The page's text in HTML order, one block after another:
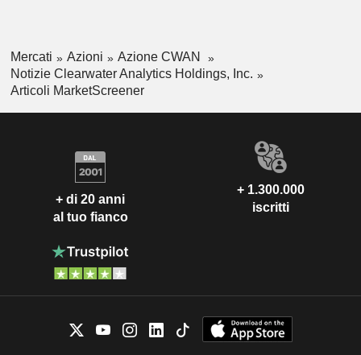
Mercati Azioni
Azione CWAN
Notizie Clearwater Analytics Holdings, Inc.
Articoli MarketScreener
+ di 20 anni
al tuo fianco
+ 1.300.000
iscritti